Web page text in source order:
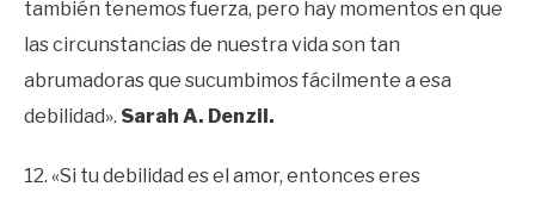
también tenemos fuerza, pero hay momentos en que
las circunstancias de nuestra vida son tan
abrumadoras que sucumbimos fácilmente a esa
debilidad». Sarah A. Denzil.
12. «Si tu debilidad es el amor, entonces eres